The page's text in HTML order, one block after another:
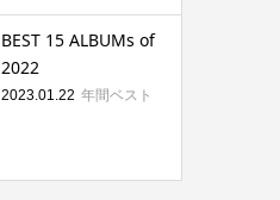
BEST 15 ALBUMs of
2022
2023.01.22 年間ベスト